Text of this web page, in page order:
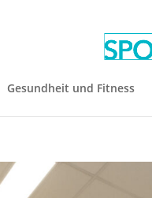
Gesundheit und Fitness